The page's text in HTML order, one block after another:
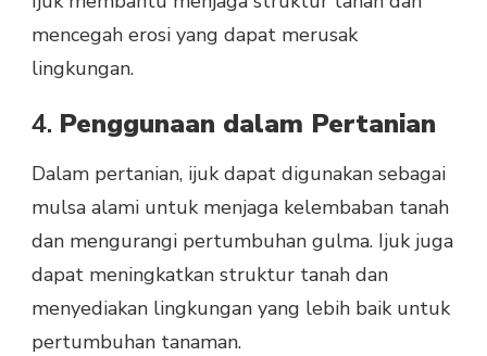
mencegah erosi yang dapat merusak
lingkungan.
4. Penggunaan dalam Pertanian
Dalam pertanian, ijuk dapat digunakan sebagai
mulsa alami untuk menjaga kelembaban tanah
dan mengurangi pertumbuhan gulma. Ijuk juga
dapat meningkatkan struktur tanah dan
menyediakan lingkungan yang lebih baik untuk
pertumbuhan tanaman.